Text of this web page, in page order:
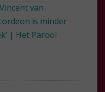
van
is minder
| Het Parool